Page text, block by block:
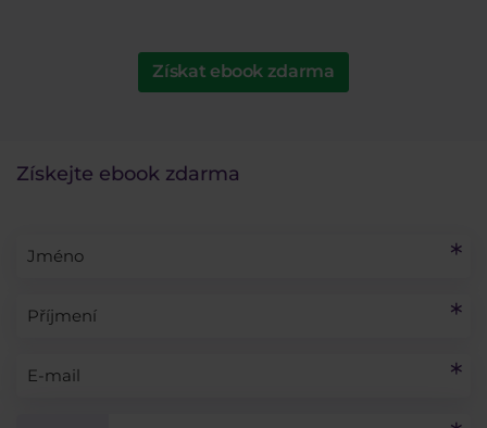
Získat ebook zdarma
Získejte ebook zdarma